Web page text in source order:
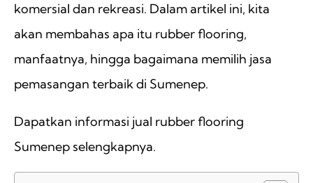
komersial dan rekreasi. Dalam artikel ini, kita
akan membahas apa itu rubber flooring,
manfaatnya, hingga bagaimana memilih jasa
pemasangan terbaik di Sumenep.
Dapatkan informasi jual rubber flooring
Sumenep selengkapnya.